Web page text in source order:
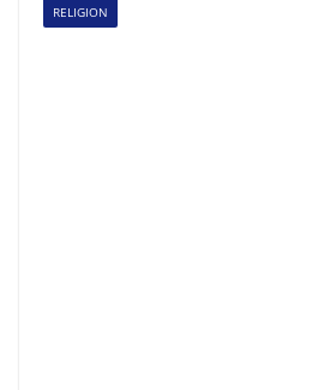
RELIGION